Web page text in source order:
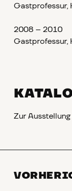
Gastprofessur,
2008 – 2010
Gastprofessur,
Zur